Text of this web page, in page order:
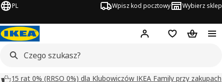
PL Wpisz kod pocztowy Wybierz sklep
Hej! Zaloguj się
Lista zakupowa
Koszyk
15 rat 0% (RRSO 0%) dla Klubowiczów IKEA Family przy zakupach